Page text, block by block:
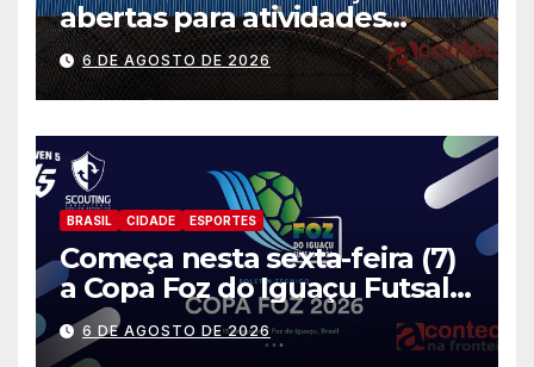
abertas para atividades
gratuitas
6 DE AGOSTO DE 2026
BRASIL CIDADE ESPORTES
Começa nesta sexta-feira (7)
a Copa Foz do Iguaçu Futsal
2026 com equipes de quatro
países
6 DE AGOSTO DE 2026